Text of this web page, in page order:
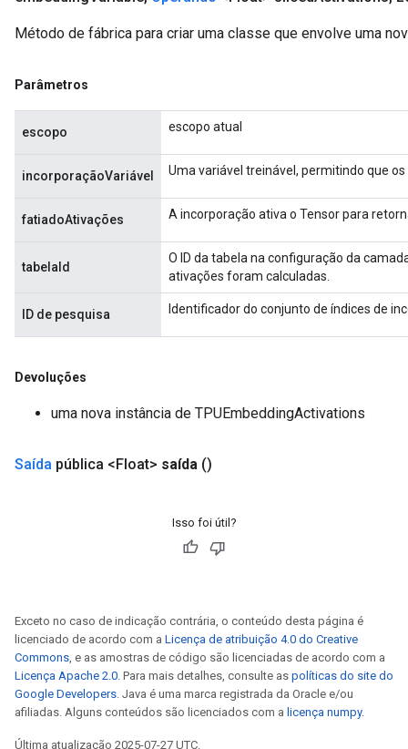
Método de fábrica para criar uma classe que envolve uma
Parâmetros
escopo escopo atual
incorporaçãoVariável Uma variável treinável, permitindo que
fatiadoAtivações A incorporação ativa o Tensor para
tabelaId
O ID da tabela na configuração da
ativações foram calculadas.
ID de pesquisa Identificador do conjunto de índices de
Devoluções
uma nova instância de TPUEmbeddingActivations
Saída pública <Float> saída ()
Isso foi útil?
Exceto no caso de indicação contrária, o conteúdo desta página é
licenciado de acordo com a Licença de atribuição 4.0 do Creative
Commons, e as amostras de código são licenciadas de acordo com a
Licença Apache 2.0. Para mais detalhes, consulte as políticas do site do
Google Developers. Java é uma marca registrada da Oracle e/ou
afiliadas. Alguns conteúdos são licenciados com a licença numpy.
Última atualização 2025-07-27 UTC.